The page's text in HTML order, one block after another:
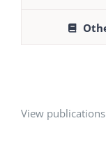
View publications